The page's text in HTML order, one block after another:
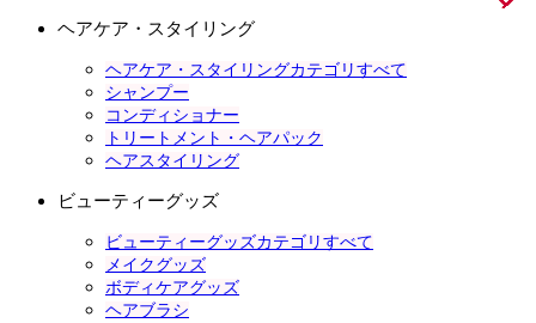
ヘアケア・スタイリング
ヘアケア・スタイリングカテゴリすべて
シャンプー
コンディショナー
トリートメント・ヘアパック
ヘアスタイリング
ビューティーグッズ
ビューティーグッズカテゴリすべて
メイクグッズ
ボディケアグッズ
ヘアブラシ